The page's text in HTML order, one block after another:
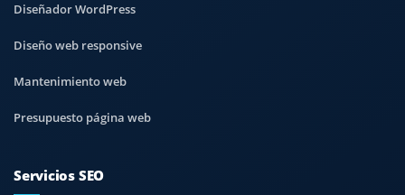
Diseñador WordPress
Diseño web responsive
Mantenimiento web
Presupuesto página web
Servicios SEO